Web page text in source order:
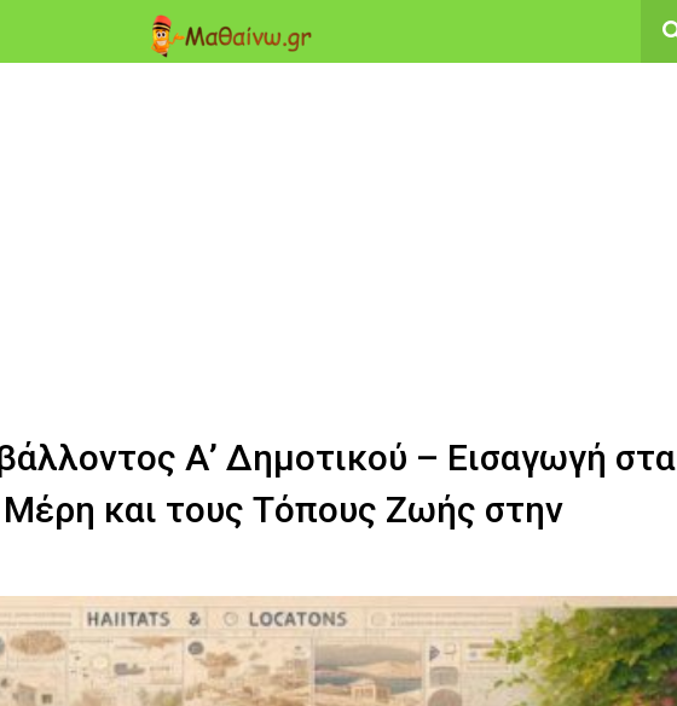
Α’ Δημοτικού – Εισαγωγή στα
και τους Τόπους Ζωής στην